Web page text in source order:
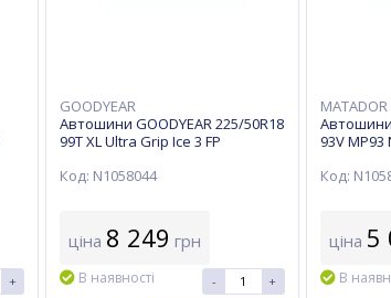
+
GOODYEAR
Автошини GOODYEAR 225/50R18
99T XL Ultra Grip Ice 3 FP
Код: N1058044
ціна 8 249 грн
В наявності - +
MATADOR
93V MP93
Код:
ціна 5
В